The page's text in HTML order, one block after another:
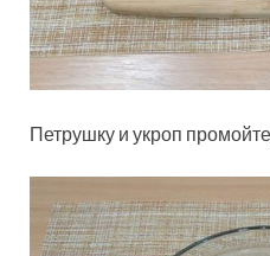
Петрушку и укроп